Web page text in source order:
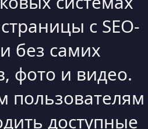
с SEO-
без самих
фото и видео.
доступные